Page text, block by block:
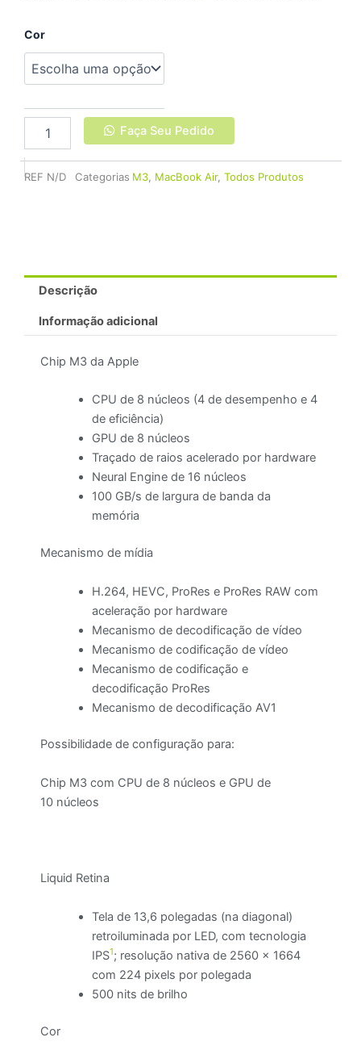
Cor
Apple
Air
16GB
256GB
quantidade
Faça Seu Pedido
REF N/D Categorias M3 MacBook Air, Todos Produtos
Descrição
Informação adicional
Chip M3 da Apple
CPU de 8 núcleos (4 de desempenho e 4
de eficiência)
GPU de 8 núcleos
Traçado de raios acelerado por hardware
Neural Engine de 16 núcleos
100 GB/s de largura de banda da
memória
Mecanismo de mídia
H.264, HEVC, ProRes e ProRes RAW com
aceleração por hardware
Mecanismo de decodificação de vídeo
Mecanismo de codificação de vídeo
Mecanismo de codificação e
decodificação ProRes
Mecanismo de decodificação AV1
Possibilidade de configuração para:
Chip M3 com CPU de 8 núcleos e GPU de
10 núcleos
Liquid Retina
Tela de 13,6 polegadas (na diagonal)
retroiluminada por LED, com tecnologia
IPS1; resolução nativa de 2560 x 1664
com 224 pixels por polegada
500 nits de brilho
Cor